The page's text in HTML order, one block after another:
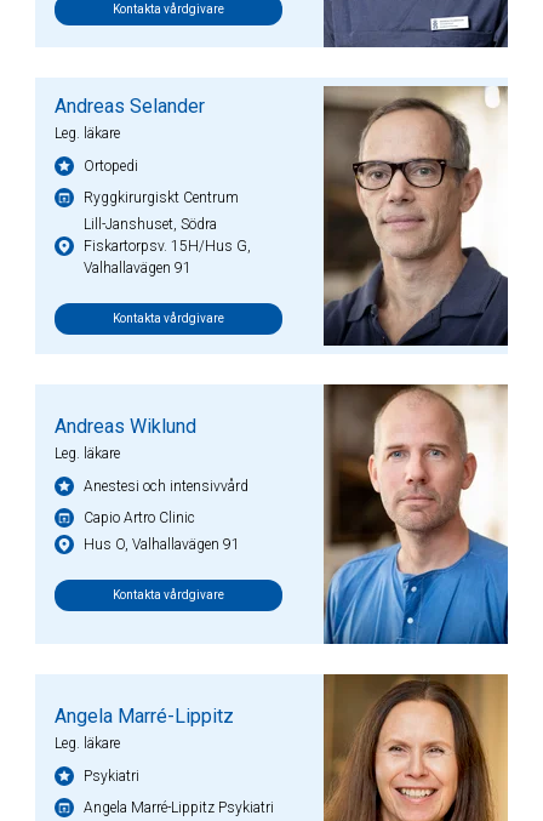
Kontakta vårdgivare
Andreas Selander
Leg. läkare
Ortopedi
Ryggkirurgiskt Centrum
Lill-Janshuset, Södra
Fiskartorpsv. 15H/Hus G,
Valhallavägen 91
Kontakta vårdgivare
Andreas Wiklund
Leg. läkare
Anestesi och intensivvård
Capio Artro Clinic
Hus O, Valhallavägen 91
Kontakta vårdgivare
Angela Marré-Lippitz
Leg. läkare
Psykiatri
Angela Marré-Lippitz Psykiatri